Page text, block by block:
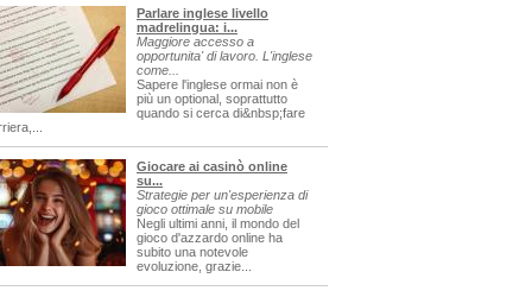
Parlare inglese livello
madrelingua: i...
Maggiore accesso a
opportunita' di lavoro. L'inglese
come...
Sapere l'inglese ormai non è
più un optional, soprattutto
quando si cerca di&nbsp;fare
Giocare ai casinò online
su...
Strategie per un'esperienza di
gioco ottimale su mobile
Negli ultimi anni, il mondo del
gioco d'azzardo online ha
subito una notevole
evoluzione, grazie...